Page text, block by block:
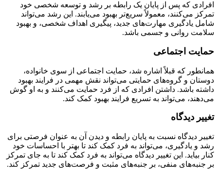
افرادی که پس از پایان یک رابطه بر رشد و توسعه شخصی خود
تمرکز می‌کنند، معمولاً سریع‌تر بهبود می‌یابند. این رشد می‌تواند
شامل یادگیری مهارت‌های جدید، پیگیری اهداف شخصی، و بهبود
سلامت روانی و جسمی باشد.
حمایت اجتماعی
همانطور که قبلاً اشاره شد، حمایت اجتماعی از سوی خانواده،
دوستان و گروه‌های حمایتی می‌تواند نقش مهمی در فرایند بهبود
داشته باشد. داشتن افرادی که از فرد حمایت می‌کنند و به او گوش
می‌دهند، می‌تواند به تسریع فرایند بهبود کمک کند.
تغییر دیدگاه
تغییر دیدگاه نسبت به پایان رابطه و دیدن آن به عنوان فرصتی برای
رشد و یادگیری، می‌تواند به فرد کمک کند تا بهتر با احساسات خود
کنار بیاید. این تغییر دیدگاه می‌تواند به فرد کمک کند تا به جای تمرکز
بر جنبه‌های منفی، بر جنبه‌های مثبت و فرصت‌های جدید تمرکز کند.